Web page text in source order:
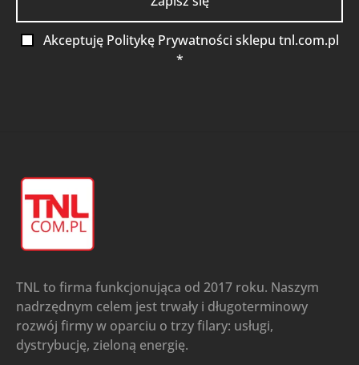
Akceptuję Politykę Prywatności sklepu tnl.com.pl
*
TNL to firma funkcjonująca od 2017 roku. Naszym
nadrzędnym celem jest trwały i długoterminowy
rozwój firmy w oparciu o trzy filary: usługi,
dystrybucję, zieloną energię.